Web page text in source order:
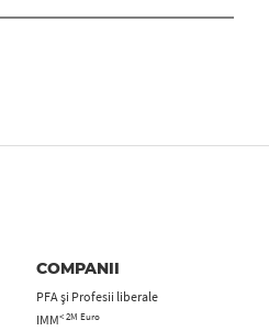
COMPANII
PFA şi Profesii liberale
IMM< 2M Euro